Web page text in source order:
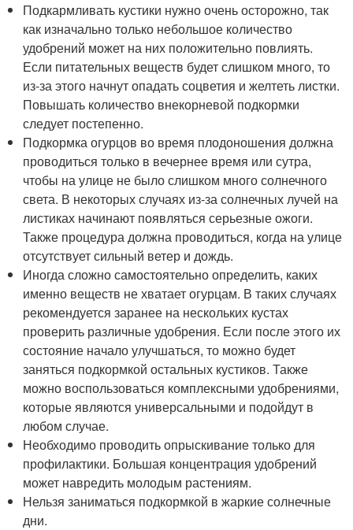
Подкармливать кустики нужно очень осторожно, так
как изначально только небольшое количество
удобрений может на них положительно повлиять.
Если питательных веществ будет слишком много, то
из-за этого начнут опадать соцветия и желтеть листки.
Повышать количество внекорневой подкормки
следует постепенно.
Подкормка огурцов во время плодоношения должна
проводиться только в вечернее время или сутра,
чтобы на улице не было слишком много солнечного
света. В некоторых случаях из-за солнечных лучей на
листиках начинают появляться серьезные ожоги.
Также процедура должна проводиться, когда на улице
отсутствует сильный ветер и дождь.
Иногда сложно самостоятельно определить, каких
именно веществ не хватает огурцам. В таких случаях
рекомендуется заранее на нескольких кустах
проверить различные удобрения. Если после этого их
состояние начало улучшаться, то можно будет
заняться подкормкой остальных кустиков. Также
можно воспользоваться комплексными удобрениями,
которые являются универсальными и подойдут в
любом случае.
Необходимо проводить опрыскивание только для
профилактики. Большая концентрация удобрений
может навредить молодым растениям.
Нельзя заниматься подкормкой в жаркие солнечные
дни.